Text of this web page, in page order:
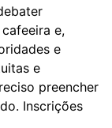
e,
e
e
preencher
Inscrições